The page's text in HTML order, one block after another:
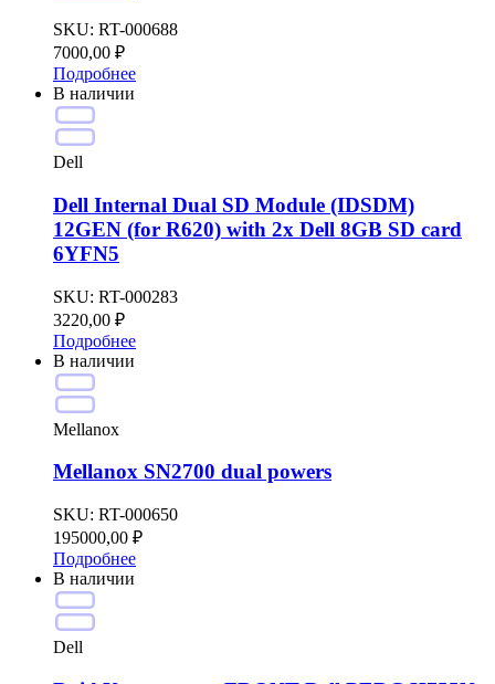
SKU: RT-000688
7000,00 ₽
Подробнее
В наличии
Dell
Dell Internal Dual SD Module (IDSDM)
12GEN (for R620) with 2x Dell 8GB SD card
6YFN5
SKU: RT-000283
3220,00 ₽
Подробнее
В наличии
Mellanox
Mellanox SN2700 dual powers
SKU: RT-000650
195000,00 ₽
Подробнее
В наличии
Dell